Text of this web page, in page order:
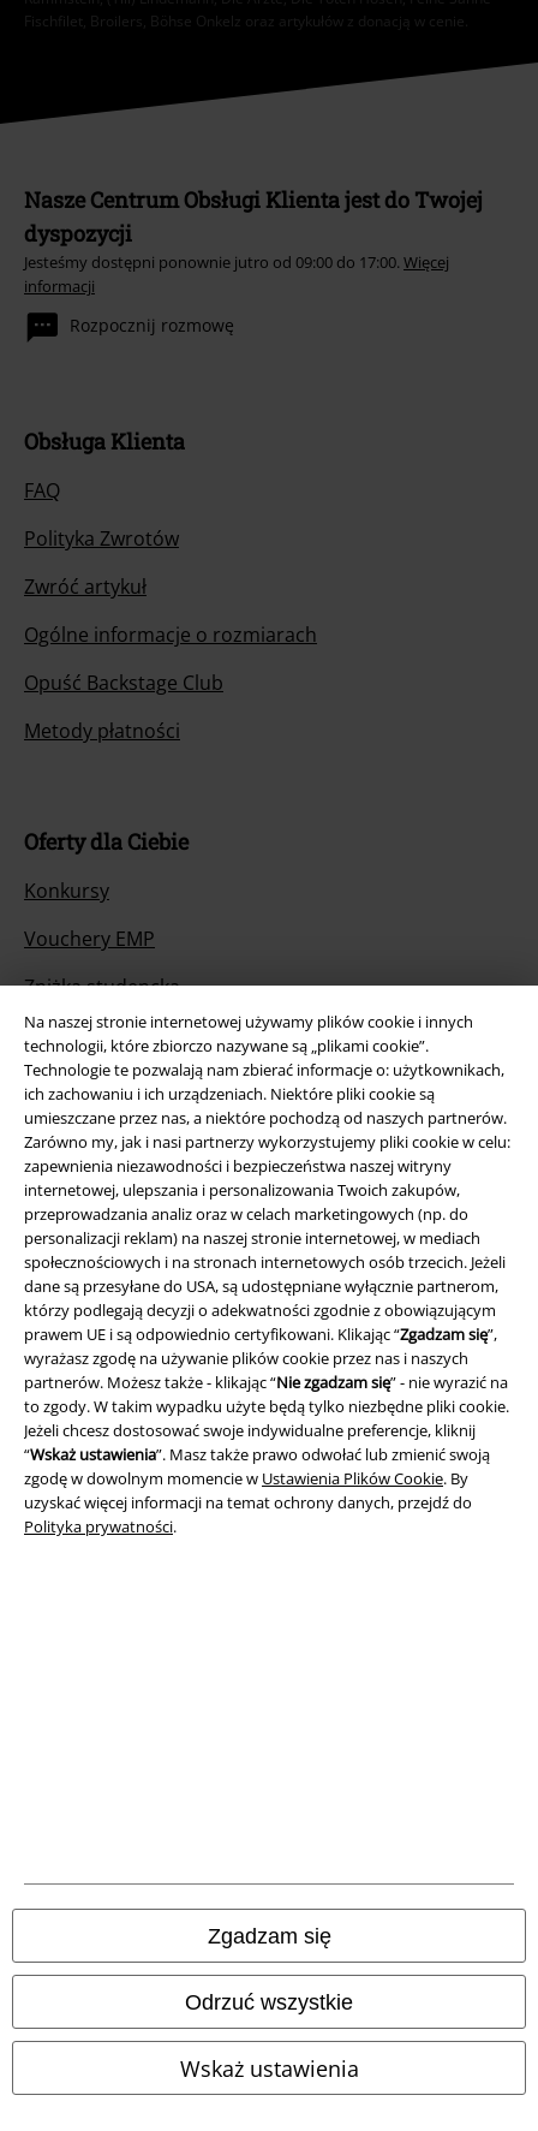
Na naszej stronie internetowej używamy plików cookie i innych
technologii, które zbiorczo nazywane są „plikami cookie”.
Technologie te pozwalają nam zbierać informacje o: użytkownikach,
ich zachowaniu i ich urządzeniach. Niektóre pliki cookie są
umieszczane przez nas, a niektóre pochodzą od naszych partnerów.
Zarówno my, jak i nasi partnerzy wykorzystujemy pliki cookie w celu:
zapewnienia niezawodności i bezpieczeństwa naszej witryny
internetowej, ulepszania i personalizowania Twoich zakupów,
przeprowadzania analiz oraz w celach marketingowych (np. do
personalizacji reklam) na naszej stronie internetowej, w mediach
społecznościowych i na stronach internetowych osób trzecich. Jeżeli
dane są przesyłane do USA, są udostępniane wyłącznie partnerom,
którzy podlegają decyzji o adekwatności zgodnie z obowiązującym
prawem UE i są odpowiednio certyfikowani. Klikając “Zgadzam się”,
wyrażasz zgodę na używanie plików cookie przez nas i naszych
partnerów. Możesz także - klikając “Nie zgadzam się” - nie wyrazić na
to zgody. W takim wypadku użyte będą tylko niezbędne pliki cookie.
Jeżeli chcesz dostosować swoje indywidualne preferencje, kliknij
“Wskaż ustawienia”. Masz także prawo odwołać lub zmienić swoją
zgodę w dowolnym momencie w Ustawienia Plików Cookie. By
uzyskać więcej informacji na temat ochrony danych, przejdź do
Polityka prywatności.
Zgadzam się
Odrzuć wszystkie
Wskaż ustawienia
Fischfilet, Broilers, Böhse Onkelz oraz artykułów z donacją w cenie.
Nasze Centrum Obsługi Klienta jest do Twojej
dyspozycji
Jesteśmy dostępni ponownie jutro od 09:00 do 17:00. Więcej
informacji
Rozpocznij rozmowę
Obsługa Klienta
FAQ
Polityka Zwrotów
Zwróć artykuł
Ogólne informacje o rozmiarach
Opuść Backstage Club
Metody płatności
Oferty dla Ciebie
Konkursy
Vouchery EMP
Zniżka studencka
O EMP
Programy partnerskie
Zrównoważony rózwój
Społeczność
Wysyłka